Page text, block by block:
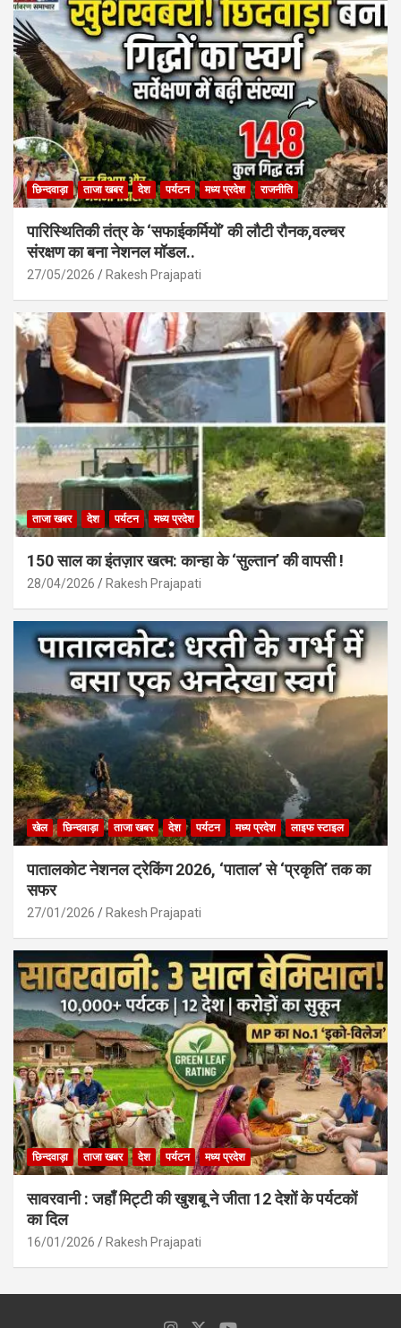
o
k
p
p
छिन्दवाड़ा ताजा खबर देश पर्यटन मध्य प्रदेश राजनीति
पारिस्थितिकी तंत्र के ‘सफाईकर्मियों’ की लौटी रौनक,वल्चर
संरक्षण का बना नेशनल मॉडल..
27/05/2026 Rakesh Prajapati
ताजा खबर देश पर्यटन मध्य प्रदेश
150 साल का इंतज़ार खत्म: कान्हा के ‘सुल्तान’ की वापसी !
28/04/2026 Rakesh Prajapati
खेल छिन्दवाड़ा ताजा खबर देश पर्यटन मध्य प्रदेश लाइफ स्टाइल
पातालकोट नेशनल ट्रेकिंग 2026, ‘पाताल’ से ‘प्रकृति’ तक का
सफर
27/01/2026 Rakesh Prajapati
छिन्दवाड़ा ताजा खबर देश पर्यटन मध्य प्रदेश
सावरवानी : जहाँ मिट्टी की खुशबू ने जीता 12 देशों के पर्यटकों
का दिल
16/01/2026 Rakesh Prajapati